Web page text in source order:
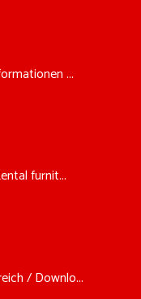
...
furnit...
/ Downlo...